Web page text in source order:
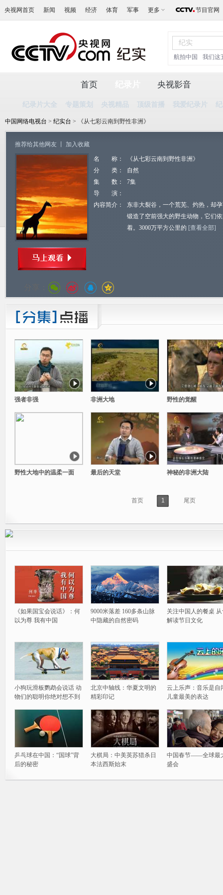
央视网首页 新闻 视频 经济 体育 军事 更多 节目官网
航拍中国 我们这
首页
纪录片大全 专题策划 央视精品 顶级首播 我爱纪录片
央视影音
中国网络电视台 > 纪实台 > 《从七彩云南到野性非洲》
推荐给其他网友 加入收藏
名 称：
《从七彩云南到野性非洲》
分 类：
自然
集 数：
7集
导 演：
内容简介：
东非大裂谷，一个荒芜、灼热，却
锻造了空前强大的野生动物，它们
着。3000万平方公里的 [查看全部]
分享：
强者非强 非洲大地 野性的觉醒
野性大地中的温柔一面 最后的天堂 神秘的非洲大陆
首页 1 尾页
《如果国宝会说话》：何
以为尊 我有中国
9000米落差 160多条山脉
中隐藏的自然密码
关注中国人的餐桌
解读节日文化
小狗玩滑板鹦鹉会说话 动
物们的聪明你绝对想不到
北京中轴线：华夏文明的
精彩印记
云上乐声：音乐是自
儿童最美的表达
乒乓球在中国：“国球”背
后的秘密
大棋局：中美英苏猎杀日
本法西斯始末
中国春节——全球最
盛会